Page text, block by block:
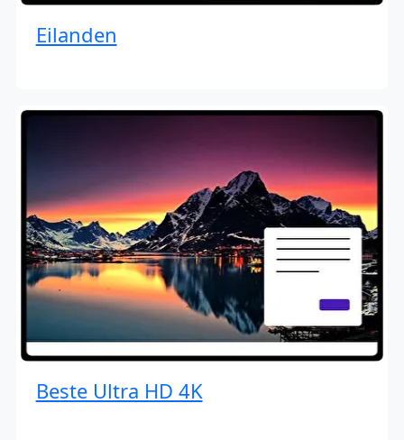
Eilanden
Beste Ultra HD 4K